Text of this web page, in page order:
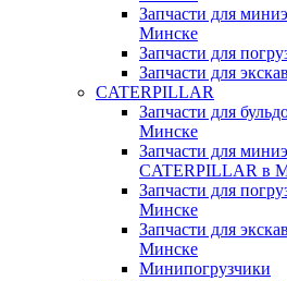
Запчасти для
Минске
Запчасти для
Запчасти для
CATERPILLAR
Запчасти для
Минске
Запчасти для
CATERPILLAR в
Запчасти для
Минске
Запчасти для
Минскe
Минипогрузчики